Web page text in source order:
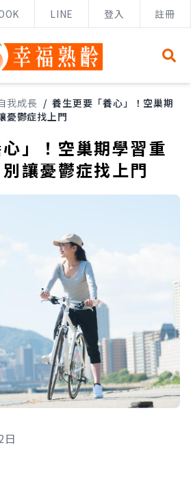
LINE 登入 註冊
我成長 / 養生更要「養心」！空巢期
憂鬱症找上門
」！空巢期學習重
讓憂鬱症找上門